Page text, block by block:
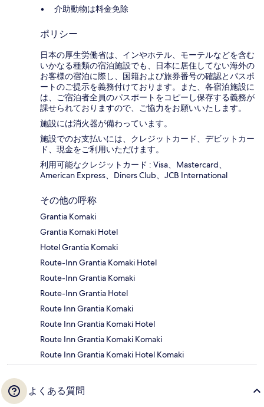
介助動物は料金免除
ポリシー
日本の厚生労働省は、インやホテル、モーテルなどを含む
いかなる種類の宿泊施設でも、日本に​居住してない海外の
お客様の宿泊に際し、国籍および旅券番号の確認とパスポ
ートのご提示を義務付け​ております。また、各宿泊施設に
は、ご宿泊者全員のパスポートをコピーし保存する義務が
課せられておりますの​で、ご協力をお願いいたします。
施設には消火器が備わっています。
施設でのお支払いには、クレジットカード、デビットカー
ド、現金をご利用いただけます。
利用可能なクレジットカード : Visa、Mastercard、
American Express、Diners Club、JCB International
その他の呼称
Grantia Komaki
Grantia Komaki Hotel
Hotel Grantia Komaki
Route-Inn Grantia Komaki Hotel
Route-Inn Grantia Komaki
Route-Inn Grantia Hotel
Route Inn Grantia Komaki
Route Inn Grantia Komaki Hotel
Route Inn Grantia Komaki Komaki
Route Inn Grantia Komaki Hotel Komaki
よくある質問